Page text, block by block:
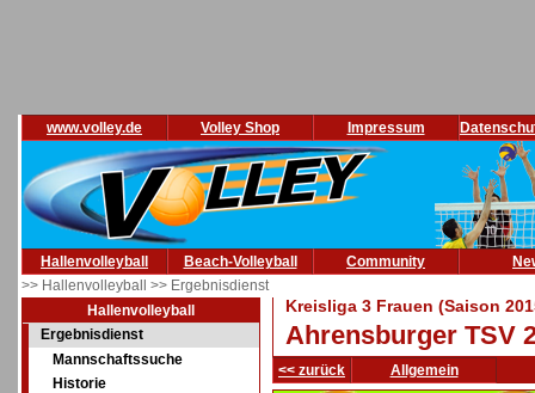
www.volley.de Volley Shop Impressum
Hallenvolleyball Beach-Volleyball Community
>> Hallenvolleyball >> Ergebnisdienst
Hallenvolleyball
Ergebnisdienst
Mannschaftssuche
Historie
Kreisliga 3 Frauen (Saison
Ahrensburger TSV
<< zurück Allgemein